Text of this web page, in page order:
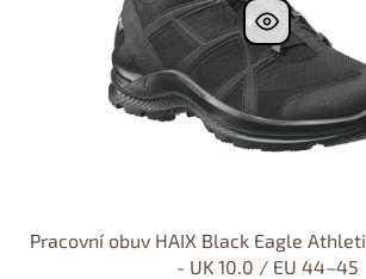
Pracovní obuv HAIX Black Eagle
- UK 10.0 / EU 44–45